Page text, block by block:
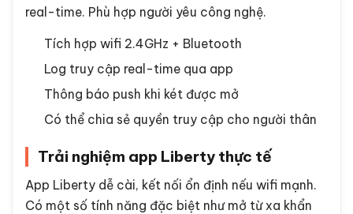
real-time. Phù hợp người yêu công nghệ.
Tích hợp wifi 2.4GHz + Bluetooth
Log truy cập real-time qua app
Thông báo push khi két được mở
Có thể chia sẻ quyền truy cập cho người thân
Trải nghiệm app Liberty thực tế
App Liberty dễ cài, kết nối ổn định nếu wifi mạnh.
Có một số tính năng đặc biệt như mở từ xa khẩn